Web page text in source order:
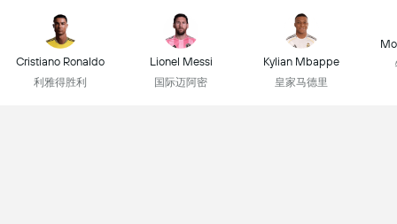
Cristiano Ronaldo
利雅得胜利
Lionel Messi
国际迈阿密
Kylian Mbappe
皇家马德里